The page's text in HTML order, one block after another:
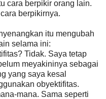
cara berpikir orang lain.
berpikirnya.
itu mengubah
selama ini:
Tidak. Saya tetap
meyakininya sebagai
yang saya kesal
obyektifitas.
mana. Sama seperti